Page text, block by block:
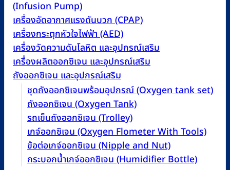
(Infusion Pump)
เครื่องอัดอากาศแรงดันบวก (CPAP)
เครื่องกระตุกหัวใจไฟฟ้า (AED)
เครื่องวัดความดันโลหิต และอุปกรณ์เสริม
เครื่องผลิตออกซิเจน และอุปกรณ์เสริม
ถังออกซิเจน และอุปกรณ์เสริม
ชุดถังออกซิเจนพร้อมอุปกรณ์ (Oxygen tank set)
ถังออกซิเจน (Oxygen Tank)
รถเข็นถังออกซิเจน (Trolley)
เกจ์ออกซิเจน (Oxygen Flometer With Tools)
ข้อต่อเกจ์ออกซิเจน (Nipple and Nut)
กระบอกน้ำเกจ์ออกซิเจน (Humidifier Bottle)